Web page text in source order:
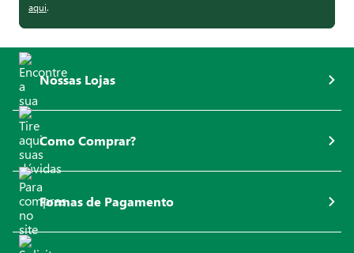
aqui.
Nossas Lojas
Como Comprar?
Formas de Pagamento